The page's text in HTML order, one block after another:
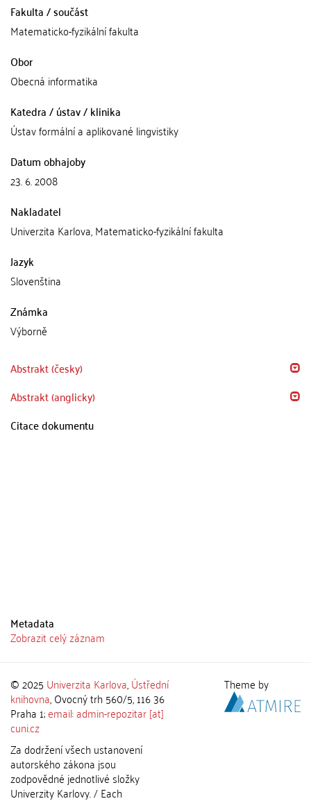
Fakulta / součást
Matematicko-fyzikální fakulta
Obor
Obecná informatika
Katedra / ústav / klinika
Ústav formální a aplikované lingvistiky
Datum obhajoby
23. 6. 2008
Nakladatel
Univerzita Karlova, Matematicko-fyzikální fakulta
Jazyk
Slovenština
Známka
Výborně
Abstrakt (česky)
Abstrakt (anglicky)
Citace dokumentu
Metadata
Zobrazit celý záznam
© 2025 Univerzita Karlova,Ústřední
knihovna, Ovocný trh 560/5, 116 36
Praha 1;email: admin-repozitar [at]
cuni.cz
Za dodržení všech ustanovení
autorského zákona jsou
zodpovědné jednotlivé složky
Univerzity Karlovy. / Each
Theme by